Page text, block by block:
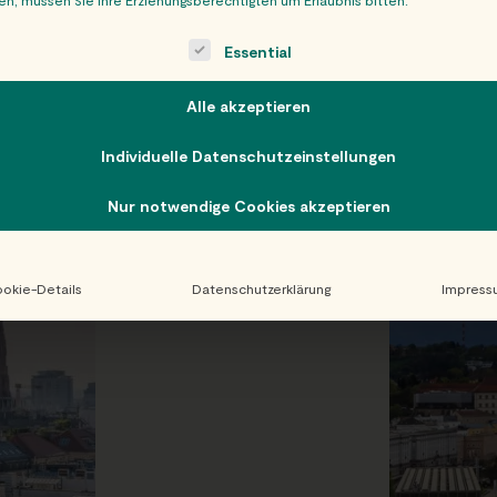
ganz Österreich!
is a list of service groups for which consent can be
Essential
Alle akzeptieren
Individuelle Datenschutzeinstellungen
Nur notwendige Cookies akzeptieren
Details Datenschutzerklärung